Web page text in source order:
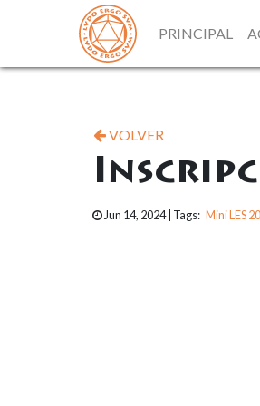
PRINCIPAL
VOLVER
Jun 14, 2024 | Tags: Mini LES